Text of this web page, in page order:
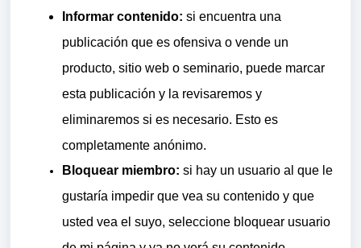
Informar contenido: si encuentra una
publicación que es ofensiva o vende un
producto, sitio web o seminario, puede marcar
esta publicación y la revisaremos y
eliminaremos si es necesario. Esto es
completamente anónimo.
Bloquear miembro: si hay un usuario al que le
gustaría impedir que vea su contenido y que
usted vea el suyo, seleccione bloquear usuario